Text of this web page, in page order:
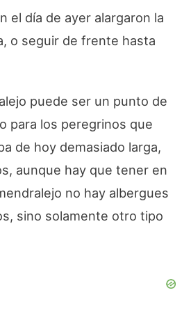
el día de ayer alargaron la
o seguir de frente hasta
puede ser un punto de
para los peregrinos que
de hoy demasiado larga,
aunque hay que tener en
no hay albergues
sino solamente otro tipo